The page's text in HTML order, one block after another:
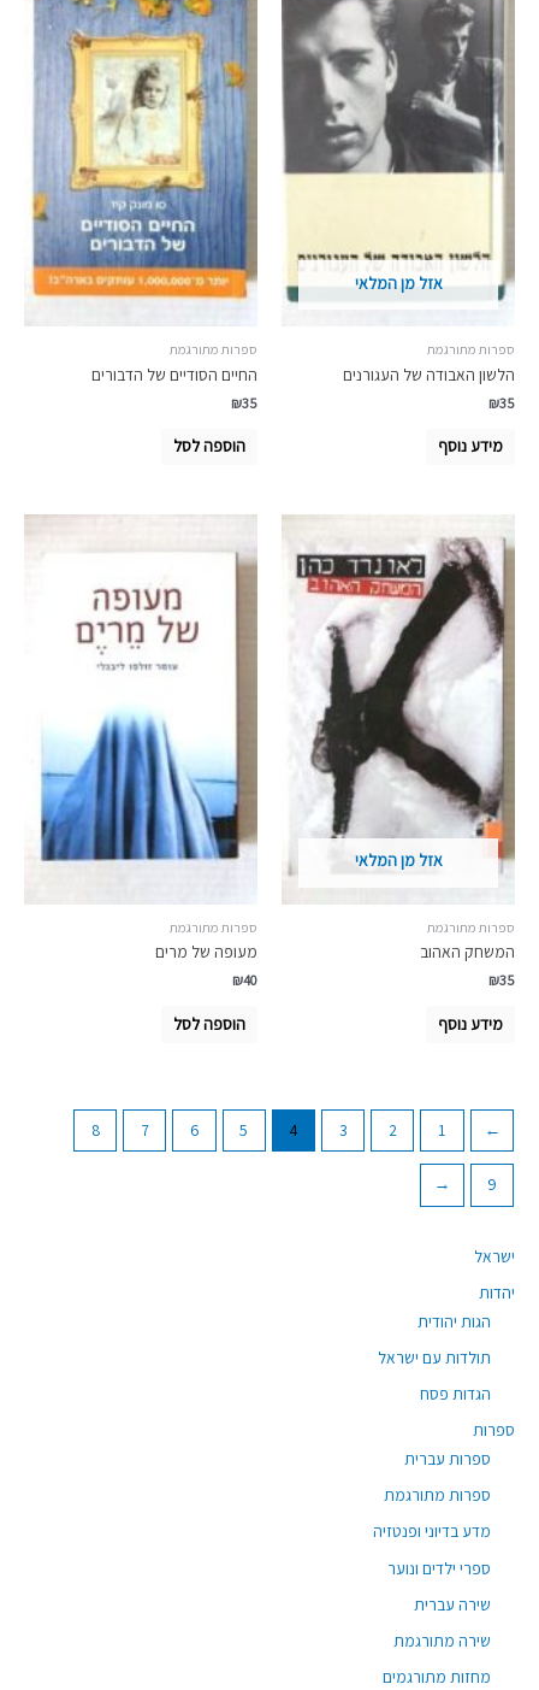
ישראל
יהדות
הגות יהודית
תולדות עם ישראל
הגדות פסח
ספרות
ספרות עברית
ספרות מתורגמת
מדע בדיוני ופנטזיה
ספרי ילדים ונוער
שירה עברית
שירה מתורגמת
מחזות מתורגמים
אזל מן המלאי
ספרות מתורגמת
הלשון האבודה של העגורנים
₪35
מידע נוסף
ספרות מתורגמת
החיים הסודיים של הדבורים
₪35
הוספה לסל
אזל מן המלאי
ספרות מתורגמת
המשחק האהוב
₪35
מידע נוסף
ספרות מתורגמת
מעופה של מרים
₪40
הוספה לסל
→
1
2
3
4
5
6
7
8
9
←